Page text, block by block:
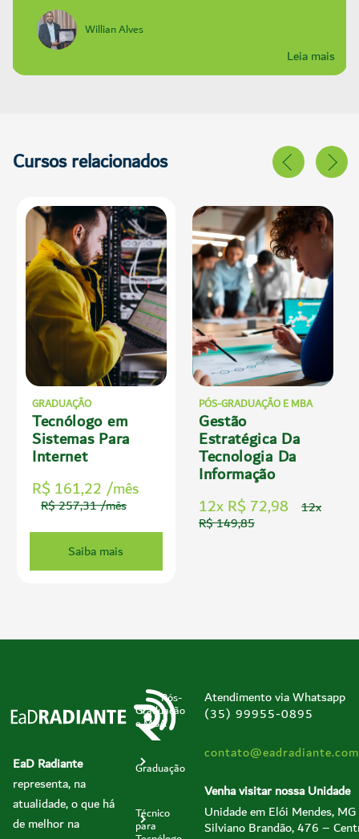
Leia mais
Willian Alves
Cursos relacionados
GRADUAÇÃO
Tecnólogo em
Sistemas Para
Internet
R$ 161,22 /mês
R$ 257,31 /mês
Saiba mais
PÓS-GRADUAÇÃO E MBA
Gestão
Estratégica Da
Tecnologia Da
Informação
12x R$ 72,98
12x
R$ 149,85
EaD Radiante
representa, na
atualidade, o que há
de melhor na
Pós-
Graduação
e MBA
Graduação
Técnico
para
Atendimento via Whatsapp
(35) 99955-0895
Venha visitar nossa Unidade
Unidade em Elói Mendes, MG
Silviano Brandão, 476 –